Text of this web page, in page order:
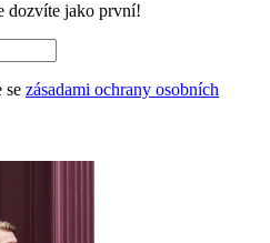
dozvíte jako první!
se zásadami ochrany osobních